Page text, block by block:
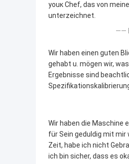
youк Chef, das von
unterzeichnet.
——
Wir haben einen guten
gehabt u. mögen wir,
Ergebnisse sind
Wir haben die Maschine
für Sein geduldig mit mir
Zeit, habe ich nicht
ich bin sicher, dass es